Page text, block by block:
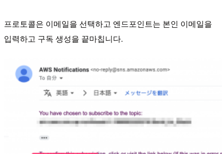
프로토콜은 이메일을 선택하고 엔드포인트는 본인 이메일을
입력하고 구독 생성을 끝마칩니다.